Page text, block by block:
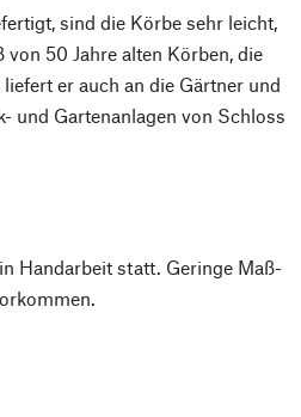
sind die Körbe sehr leicht,
50 Jahre alten Körben, die
er auch an die Gärtner und
und Gartenanlagen von Schloss
Handarbeit statt. Geringe Maß-